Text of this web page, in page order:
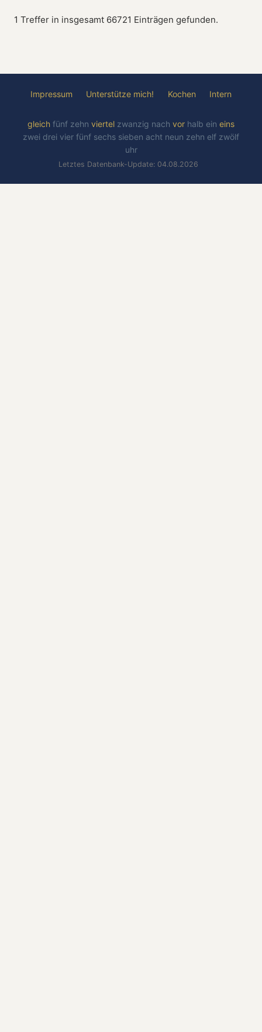
1 Treffer in insgesamt 66721 Einträgen gefunden.
Impressum Unterstütze mich! Kochen Intern
gleich fünf zehn viertel zwanzig nach vor halb ein eins
zwei drei vier fünf sechs sieben acht neun zehn elf zwölf
uhr
Letztes Datenbank-Update: 04.08.2026